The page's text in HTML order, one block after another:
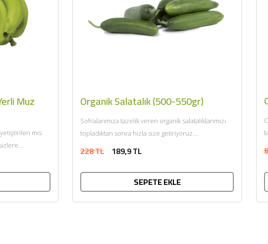
Muz
mis
Organik Salatalık (500-550gr)
Sofralarımıza tazelik veren organik salatalıklarımızı
topladıktan sonra hızla size getiriyoruz....
228 TL 189,9 TL
SEPETE EKLE